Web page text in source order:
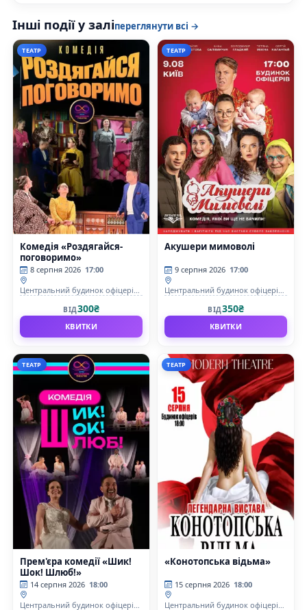
Інші події у заліпереглянути всі →
ТЕАТР
Комедія «Роздягайся-
поговоримо»
8 серпня 2026 17:00
Центральний будинок офіцерів
ВІД300₴
КВИТКИ
ТЕАТР
Акушери мимоволі
9 серпня 2026 17:00
Центральний будинок офіцерів
ВІД350₴
КВИТКИ
ТЕАТР
Прем'єра комедії «Шик!
Шок! Шлюб!»
14 серпня 2026 18:00
Центральний будинок офіцерів
ТЕАТР
«Конотопська відьма»
15 серпня 2026 18:00
Центральний будинок офіцерів